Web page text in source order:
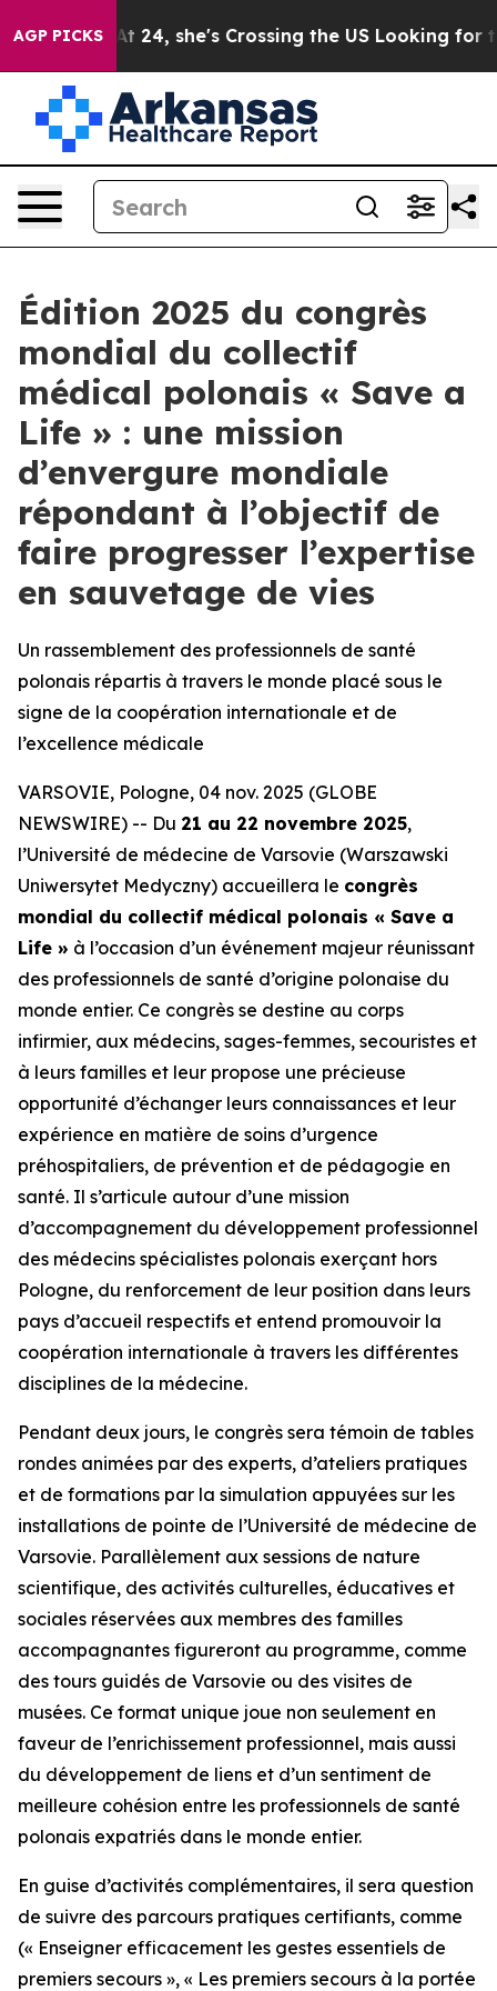
AGP PICKSAt 24, she's Crossing the US Looking for
Édition 2025 du congrès
mondial du collectif
médical polonais « Save a
Life » : une mission
d’envergure mondiale
répondant à l’objectif de
faire progresser l’expertise
en sauvetage de vies
Un rassemblement des professionnels de santé
polonais répartis à travers le monde placé sous le
signe de la coopération internationale et de
l’excellence médicale
VARSOVIE, Pologne, 04 nov. 2025 (GLOBE
NEWSWIRE) -- Du 21 au 22 novembre 2025,
l’Université de médecine de Varsovie (Warszawski
Uniwersytet Medyczny) accueillera le congrès
mondial du collectif médical polonais « Save a
Life » à l’occasion d’un événement majeur réunissant
des professionnels de santé d’origine polonaise du
monde entier. Ce congrès se destine au corps
infirmier, aux médecins, sages-femmes, secouristes et
à leurs familles et leur propose une précieuse
opportunité d’échanger leurs connaissances et leur
expérience en matière de soins d’urgence
préhospitaliers, de prévention et de pédagogie en
santé. Il s’articule autour d’une mission
d’accompagnement du développement professionnel
des médecins spécialistes polonais exerçant hors
Pologne, du renforcement de leur position dans leurs
pays d’accueil respectifs et entend promouvoir la
coopération internationale à travers les différentes
disciplines de la médecine.
Pendant deux jours, le congrès sera témoin de tables
rondes animées par des experts, d’ateliers pratiques
et de formations par la simulation appuyées sur les
installations de pointe de l’Université de médecine de
Varsovie. Parallèlement aux sessions de nature
scientifique, des activités culturelles, éducatives et
sociales réservées aux membres des familles
accompagnantes figureront au programme, comme
des tours guidés de Varsovie ou des visites de
musées. Ce format unique joue non seulement en
faveur de l’enrichissement professionnel, mais aussi
du développement de liens et d’un sentiment de
meilleure cohésion entre les professionnels de santé
polonais expatriés dans le monde entier.
En guise d’activités complémentaires, il sera question
de suivre des parcours pratiques certifiants, comme
(« Enseigner efficacement les gestes essentiels de
premiers secours », « Les premiers secours à la portée